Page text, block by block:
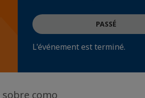
PASSÉ
L'événement est terminé.
como